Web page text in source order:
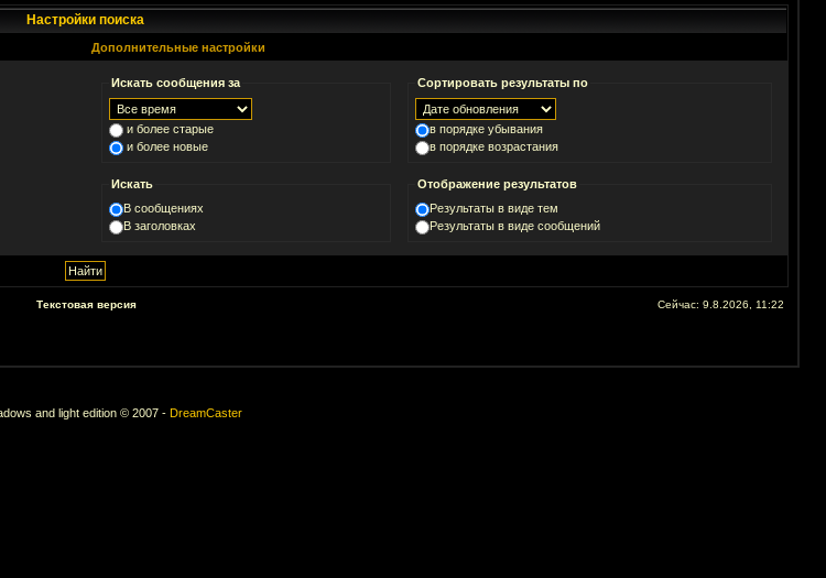
Настройки поиска
Дополнительные настройки
Искать сообщения за
и более старые
и более новые
Сортировать результаты по
в порядке убывания
в порядке возрастания
Искать
В сообщениях
В заголовках
Отображение результатов
Результаты в виде тем
Результаты в виде сообщений
Текстовая версия Сейчас: 9.8.2026, 11:22
and light edition © 2007 - DreamCaster